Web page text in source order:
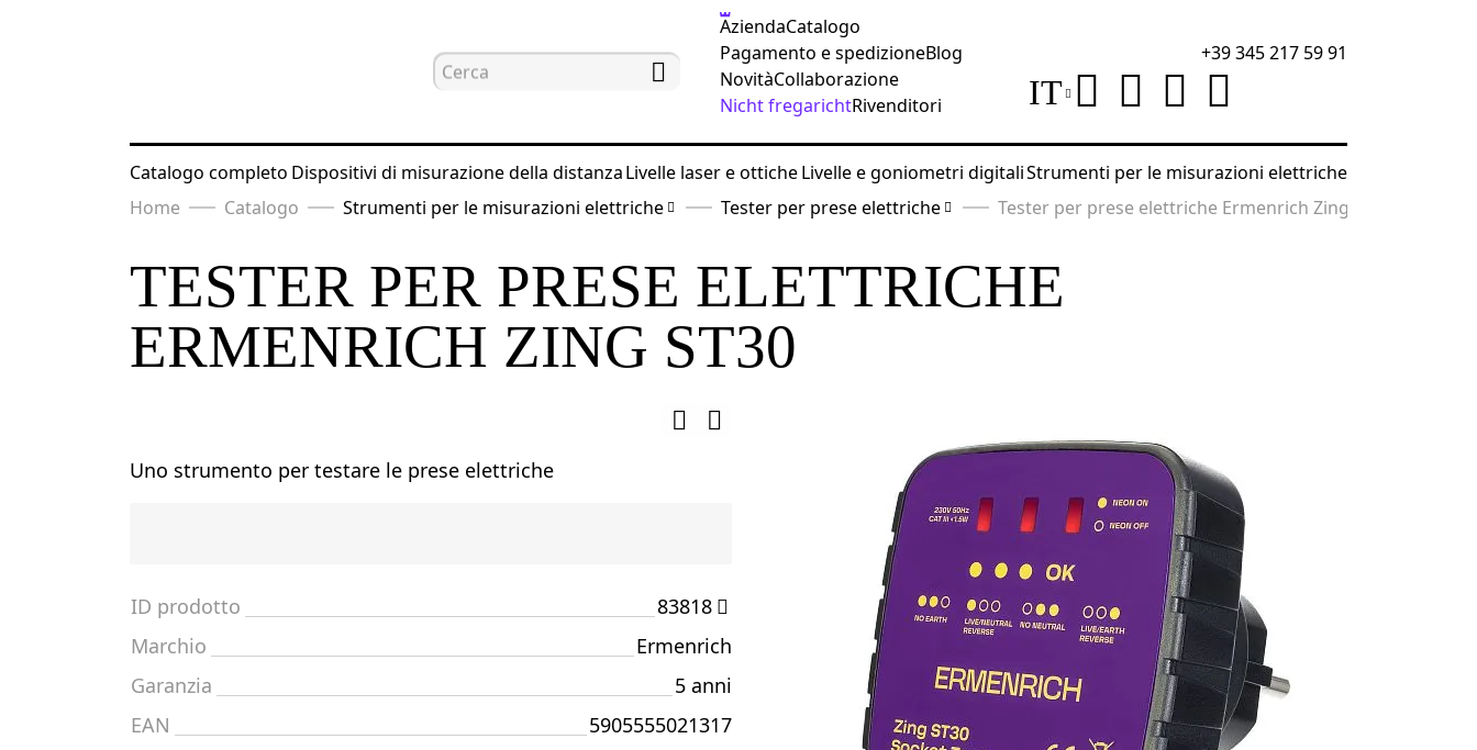
AziendaCatalogo
Pagamento e spedizioneBlog
NovitàCollaborazione
Nicht fregarichtRivenditori
+39 345 217 59 91
IT
Catalogo completo Dispositivi di misurazione della distanzaLivelle laser e otticheLivelle e goniometri digitaliStrumenti per le misurazioni elettriche
Home
Catalogo Strumenti per le misurazioni elettriche Tester per prese elettriche Tester per prese elettriche Ermenrich Zing ST30
TESTER PER PRESE ELETTRICHE
ERMENRICH ZING ST30
Uno strumento per testare le prese elettriche
ID prodotto
83818
Marchio
Ermenrich
Garanzia
5 anni
EAN
5905555021317